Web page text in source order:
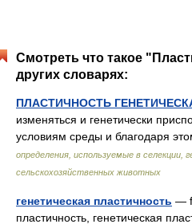
Смотреть что такое
других словарях:
ПЛАСТИЧНОСТЬ
изменяться и генетически
условиям среды и благодаря
определения, используемые в селекции,
сельскохозяйственных животных
генетическая пластичность —
пластичность, генетическая